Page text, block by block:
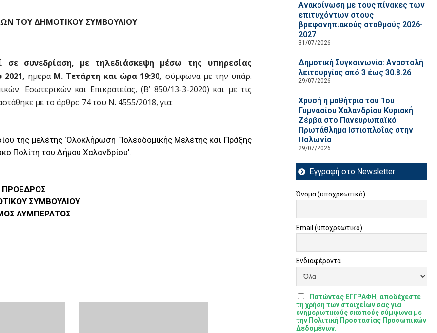
ΤΟΥ ΔΗΜΟΤΙΚΟΥ ΣΥΜΒΟΥΛΙΟΥ
σε συνεδρίαση, με τηλεδιάσκεψη
μέσω της υπηρεσίας
ημέρα Μ. Τετάρτη και ώρα 19:30, σύμφωνα με την υπ΄αρ.
Εσωτερικών και Επικρατείας, (Β’ 850/13-3-2020) και με τις
με το άρθρο 74 του Ν. 4555/2018, για:
της μελέτης ‘Ολοκλήρωση Πολεοδομικής Μελέτης και Πράξης
Πολίτη του Δήμου Χαλανδρίου’.
ΠΡΟΕΔΡΟΣ
ΣΥΜΒΟΥΛΙΟΥ
ΛΥΜΠΕΡΑΤΟΣ
Ανακοίνωση με τους πίνακες των
επιτυχόντων στους
βρεφονηπιακούς σταθμούς 2026-
2027
31/07/2026
Δημοτική Συγκοινωνία: Αναστολή
λειτουργίας από 3 έως 30.8.26
29/07/2026
Χρυσή η μαθήτρια του 1ου
Γυμνασίου Χαλανδρίου Κυριακή
Ζέρβα στο Πανευρωπαϊκό
Πρωτάθλημα Ιστιοπλοΐας στην
Πολωνία
29/07/2026
Εγγραφή στο Newsletter
Όνομα (υποχρεωτικό)
Email (υποχρεωτικό)
Ενδιαφέροντα
Πατώντας ΕΓΓΡΑΦΗ, αποδέχεστε
τη χρήση των στοιχείων σας για
ενημερωτικούς σκοπούς σύμφωνα με
την Πολιτική Προστασίας Προσωπικών
Δεδομένων.